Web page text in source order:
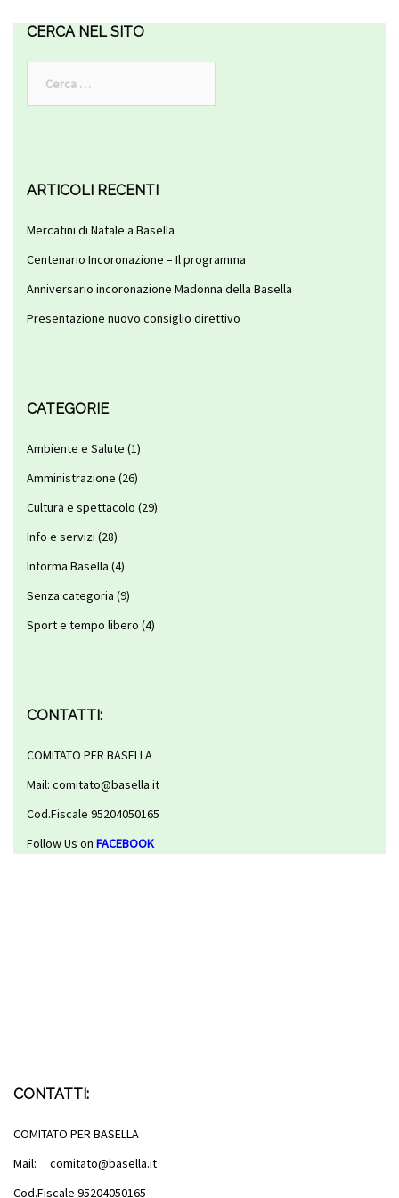
articolo
CERCA NEL SITO
per:
ARTICOLI RECENTI
Mercatini di Natale a Basella
Centenario Incoronazione – Il programma
Anniversario incoronazione Madonna della Basella
Presentazione nuovo consiglio direttivo
CATEGORIE
Ambiente e Salute (1)
Amministrazione (26)
Cultura e spettacolo (29)
Info e servizi (28)
Informa Basella (4)
Senza categoria (9)
Sport e tempo libero (4)
CONTATTI:
COMITATO PER BASELLA
Mail: comitato@basella.it
Cod.Fiscale 95204050165
Follow Us on FACEBOOK
CONTATTI:
COMITATO PER BASELLA
Mail: comitato@basella.it
Cod.Fiscale 95204050165